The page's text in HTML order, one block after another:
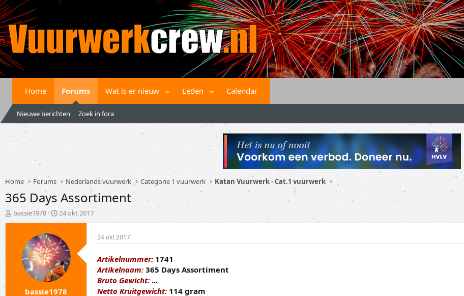
Home Forums Wat is er nieuw Leden Calendar
Nieuwe berichten Zoek in fora
Home Forums Nederlands vuurwerk Categorie 1 vuurwerk Katan Vuurwerk - Cat.1 vuurwerk
365 Days Assortiment
T
o
bassie1978
S
t
r
t
d
a
t
24 okt 2017
bassie1978
24 okt 2017
Artikelnummer: 1741
Artikelnaam: 365 Days Assortiment
Bruto Gewicht: ...
Netto Kruitgewicht: 114 gram